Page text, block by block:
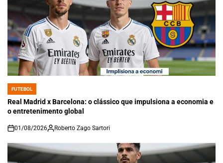
POSTED
IN
FUTEBOL
Real Madrid x Barcelona: o clássico que impulsiona a economia e
o entretenimento global
on
01/08/2026 Roberto Zago Sartori